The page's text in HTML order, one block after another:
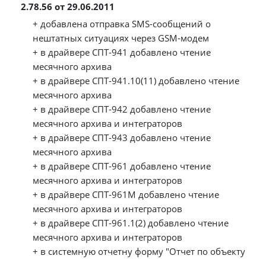
2.78.56 от 29.06.2011
+ добавлена отправка SMS-сообщений о
нештатных ситуациях через GSM-модем
+ в драйвере СПТ-941 добавлено чтение
месячного архива
+ в драйвере СПТ-941.10(11) добавлено чтение
месячного архива
+ в драйвере СПТ-942 добавлено чтение
месячного архива и интеграторов
+ в драйвере СПТ-943 добавлено чтение
месячного архива
+ в драйвере СПТ-961 добавлено чтение
месячного архива и интеграторов
+ в драйвере СПТ-961М добавлено чтение
месячного архива и интеграторов
+ в драйвере СПТ-961.1(2) добавлено чтение
месячного архива и интеграторов
+ в системную отчетну форму "Отчет по объекту